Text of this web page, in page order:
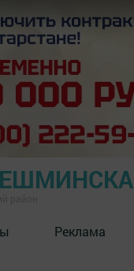
Реклама